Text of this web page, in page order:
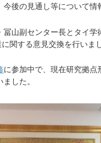
後の見通し等について情
山副センター長とタイ学
関する意見交換を行いま
に参加中で、現在研究拠
した。